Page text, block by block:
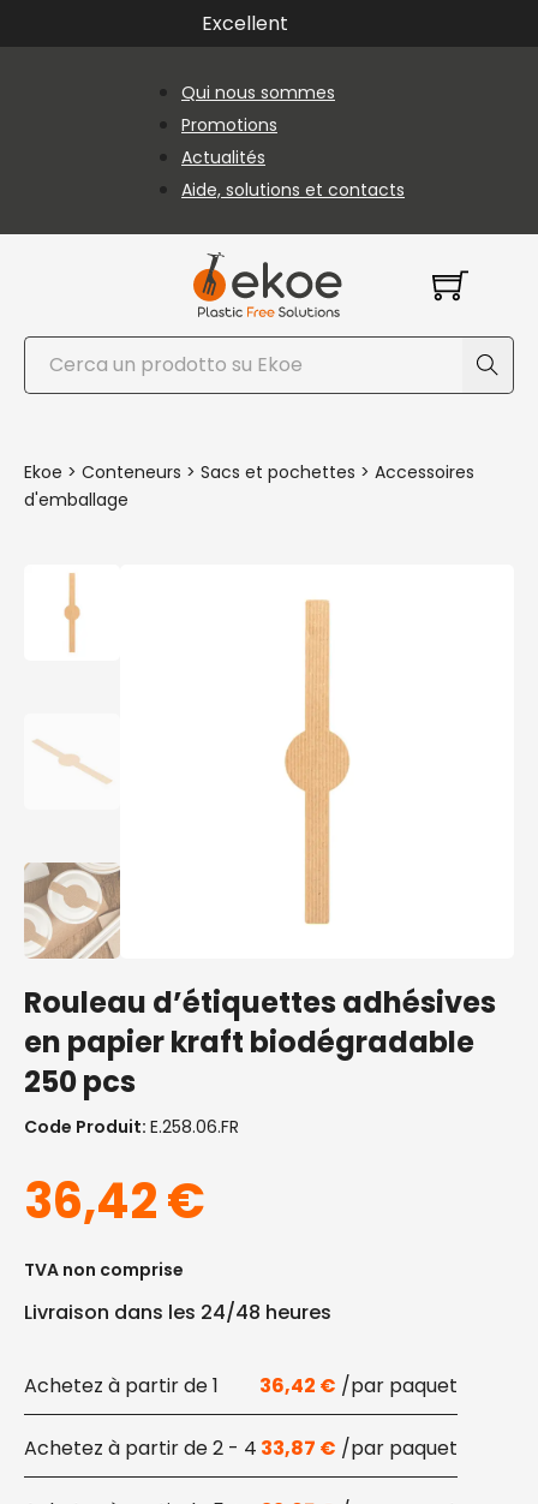
Passer au contenu principal
Passer au pied de page
Excellent
Qui nous sommes
Promotions
Actualités
Aide, solutions et contacts
Rechercher
Ekoe > Conteneurs > Sacs et pochettes > Accessoires
d'emballage
Rouleau d’étiquettes adhésives
en papier kraft biodégradable
250 pcs
Code Produit: E.258.06.FR
36,42€
TVA non comprise
Livraison dans les 24/48 heures
1 36,42 €
2 - 4 33,87 €